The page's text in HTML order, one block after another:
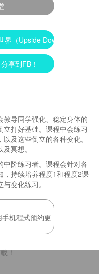
界（Upside Down） ►
享到FB！
导同学强化、稳定身体的
打好基础。课程中会练习
及这些倒立的各种变化。
冥想。
阶练习者。课程会针对各
，持续培养程度1和程度2课
变化练习。
机程式预约更
！